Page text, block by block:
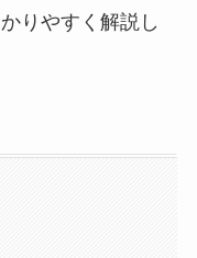
りやすく解説し